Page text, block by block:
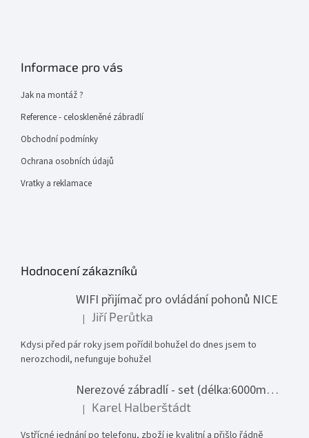
Informace pro vás
Jak na montáž ?
Reference - celoskleněné zábradlí
Obchodní podmínky
Ochrana osobních údajů
Vratky a reklamace
Hodnocení zákazníků
WIFI přijímač pro ovládání pohonů NICE
Hodnocení produktu je 1 z 5 hvězdiček.
| Jiří Perůtka
Kdysi před pár roky jsem pořídil bohužel do dnes jsem to
nerozchodil, nefunguje bohužel
Nerezové zábradlí - set (délka:6000mm x výška:1000mm)
Hodnocení produktu je 5 z 5 hvězdiček.
| Karel Halberštádt